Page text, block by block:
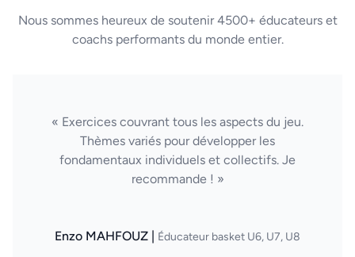
Nous sommes heureux de soutenir 4500+ éducateurs et
coachs performants du monde entier.
« Exercices couvrant tous les aspects du jeu.
Thèmes variés pour développer les
fondamentaux individuels et collectifs. Je
recommande ! »
Enzo MAHFOUZ | Éducateur basket U6, U7, U8